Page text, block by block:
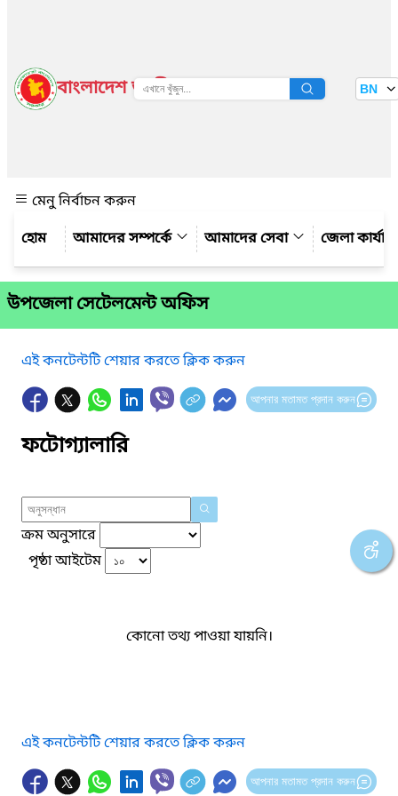
বাংলাদেশ জাতীয় তথ্য বাতায়ন BN
মেনু নির্বাচন করুন
আমাদের সম্পর্কে
আমাদের সেবা জেলা
উপজেলা সেটেলমেন্ট অফিস
এই কনটেন্টটি শেয়ার করতে ক্লিক করুন
আপনার মতামত প্রদান করুন
ফটোগ্যালারি
ক্রম অনুসারে
পৃষ্ঠা আইটেম
কোনো তথ্য পাওয়া যায়নি।
এই কনটেন্টটি শেয়ার করতে ক্লিক করুন
আপনার মতামত প্রদান করুন